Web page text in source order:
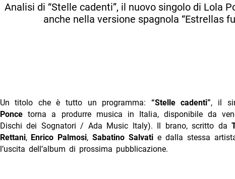
Analisi di “Stelle cadenti”, il nuovo singolo di Lola
anche nella versione spagnola “Estrellas
Un titolo che è tutto un programma: “Stelle cadenti”, il
Poncetorna a produrre musica in Italia, disponibile da
Dischi dei Sognatori / Ada Music Italy). Il brano, scritto da
Rettani,Enrico Palmosi,Sabatino Salvati e dalla stessa
l’uscita dell’album di prossima pubblicazione.